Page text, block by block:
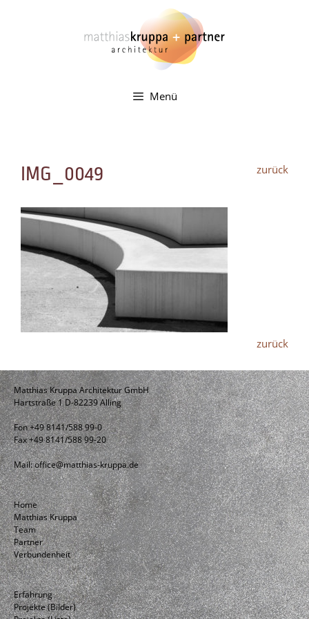
Menü
zurück
IMG_0049
zurück
Matthias Kruppa Architektur GmbH
Hartstraße 1 D-82239 Alling
Fon +49 8141/588 99-0
Fax +49 8141/588 99-20
Mail:office@matthias-kruppa.de
Home
Matthias Kruppa
Team
Partner
Verbundenheit
Erfahrung
Projekte (Bilder)